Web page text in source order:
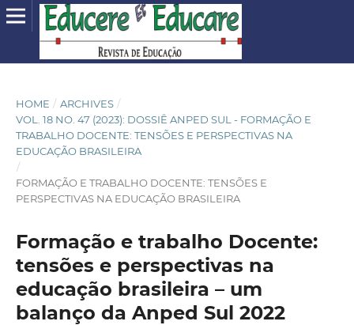
HOME / ARCHIVES /
VOL. 18 NO. 47 (2023): DOSSIÊ ANPED SUL - FORMAÇÃO E
TRABALHO DOCENTE: TENSÕES E PERSPECTIVAS NA
EDUCAÇÃO BRASILEIRA
/
FORMAÇÃO E TRABALHO DOCENTE: TENSÕES E
PERSPECTIVAS NA EDUCAÇÃO BRASILEIRA
Formação e trabalho Docente:
tensões e perspectivas na
educação brasileira – um
balanço da Anped Sul 2022